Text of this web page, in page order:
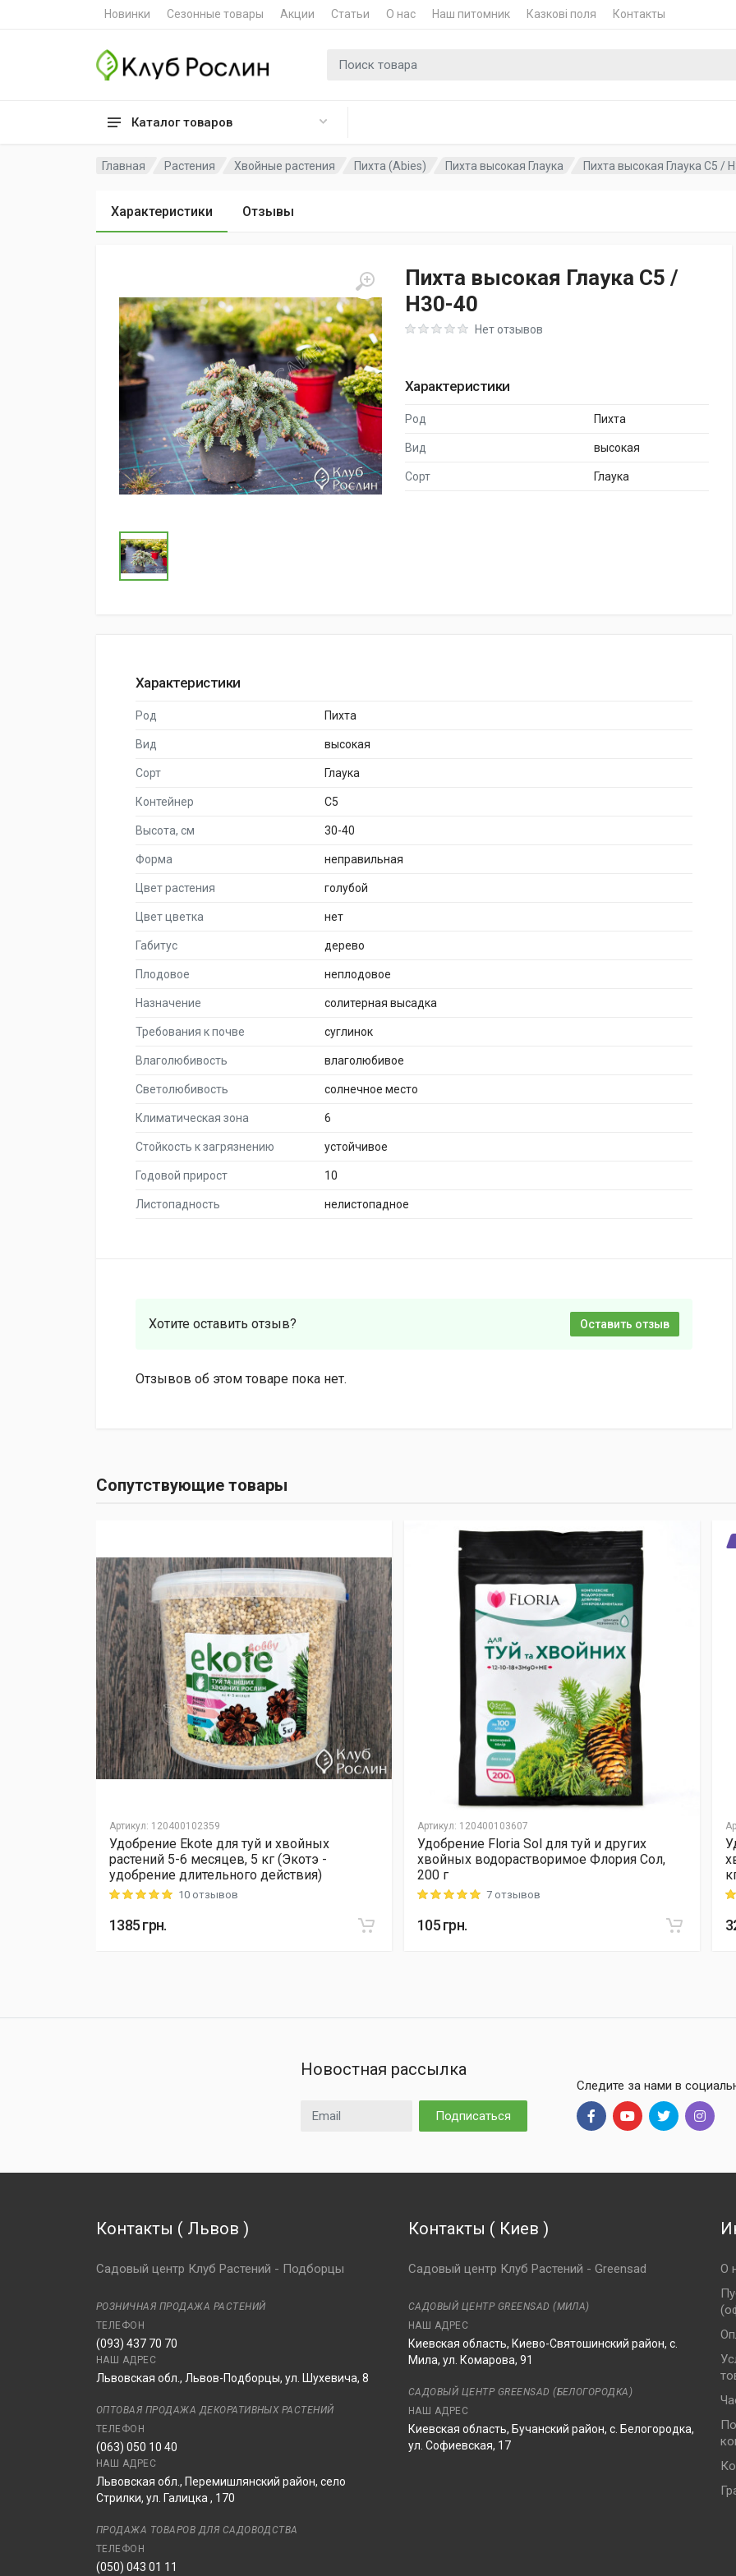
Новинки Сезонные товары Акции Статьи О нас Наш питомник Казкові поля Контакты
Каталог товаров
Поиск для
Главная Растения Хвойные растения Пихта (Abies) Пихта высокая Глаука Пихта высокая Глаука C5 /
Характеристики Отзывы
Пихта высокая Глаука C5 /
H30-40
Rating: 0 out of 5Нет отзывов
Характеристики
Род Пихта
Вид высокая
Сорт Глаука
Характеристики
Род Пихта
Вид высокая
Сорт Глаука
Контейнер C5
Высота, см 30-40
Форма неправильная
Цвет растения голубой
Цвет цветка нет
Габитус дерево
Плодовое неплодовое
Назначение солитерная высадка
Требования к почве суглинок
Влаголюбивость влаголюбивое
Светолюбивость солнечное место
Климатическая зона 6
Стойкость к загрязнению устойчивое
Годовой прирост 10
Листопадность нелистопадное
Хотите оставить отзыв? Оставить отзыв
Отзывов об этом товаре пока нет.
Сопутствующие товары
Артикул: 120400102359
Удобрение Ekote для туй и хвойных
растений 5-6 месяцев, 5 кг (Экотэ -
удобрение длительного действия)
Rating: 5 out of 510 отзывов
1385грн.
Артикул: 120400103607
Удобрение Floria Sol для туй и других
хвойных водорастворимое Флория Сол,
200 г
Rating: 5 out of 57 отзывов
105грн.
Новостная рассылка
Email адрес Подписаться
Следите за нами в
Контакты ( Львов )
Садовый центр Клуб Растений - Подборцы
РОЗНИЧНАЯ ПРОДАЖА РАСТЕНИЙ
ТЕЛЕФОН
(093) 437 70 70
НАШ АДРЕС
Львовская обл., Львов-Подборцы, ул. Шухевича, 8
ОПТОВАЯ ПРОДАЖА ДЕКОРАТИВНЫХ РАСТЕНИЙ
ТЕЛЕФОН
(063) 050 10 40
НАШ АДРЕС
Львовская обл., Перемишлянский район, село
Стрилки, ул. Галицка , 170
ПРОДАЖА ТОВАРОВ ДЛЯ САДОВОДСТВА
ТЕЛЕФОН
(050) 043 01 11
Контакты ( Киев )
Садовый центр Клуб Растений - Greensad
САДОВЫЙ ЦЕНТР GREENSAD (МИЛА)
НАШ АДРЕС
Киевская область, Киево-Святошинский район, с.
Мила, ул. Комарова, 91
САДОВЫЙ ЦЕНТР GREENSAD (БЕЛОГОРОДКА)
НАШ АДРЕС
Киевская область, Бучанский район, с. Белогородка,
ул. Софиевская, 17
О